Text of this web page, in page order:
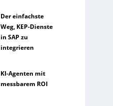
Der einfachste
Weg, KEP-Dienste
in SAP zu
integrieren
KI-Agenten mit
messbarem ROI